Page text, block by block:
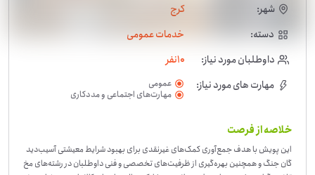
شهر:
کرج
دسته:
خدمات عمومی
داوطلبان مورد نیاز:
10نفر
مهارت های مورد نیاز:
عمومی
مهارت‌های اجتماعی و مددکاری
خلاصه از فرصت
این پویش با هدف جمع‌آوری کمک‌های غیرنقدی برای بهبود شرایط معیشتی آسیب‌دید
گان جنگ و همچنین بهره‌گیری از ظرفیت‌های تخصصی و فنی داوطلبان در رشته‌های مخ